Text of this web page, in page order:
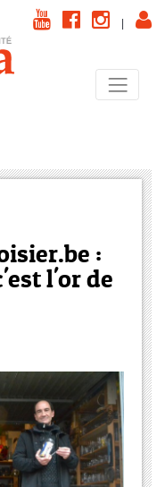
:
l'or de